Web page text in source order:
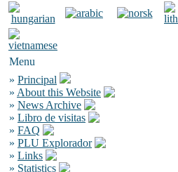
Menu
» Principal
» About this Website
» News Archive
» Libro de visitas
» FAQ
» PLU Explorador
» Links
» Statistics